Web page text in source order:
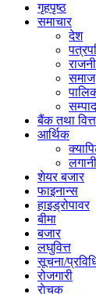
गृहपृष्ठ
समाचार
देश
समाज
बैंक तथा वित्त
आर्थिक
लगानी
शेयर बजार
फाइनान्स
हाइड्रोपावर
बीमा
बजार
लघुवित्त
सूचना/
रोजगारी
राेचक